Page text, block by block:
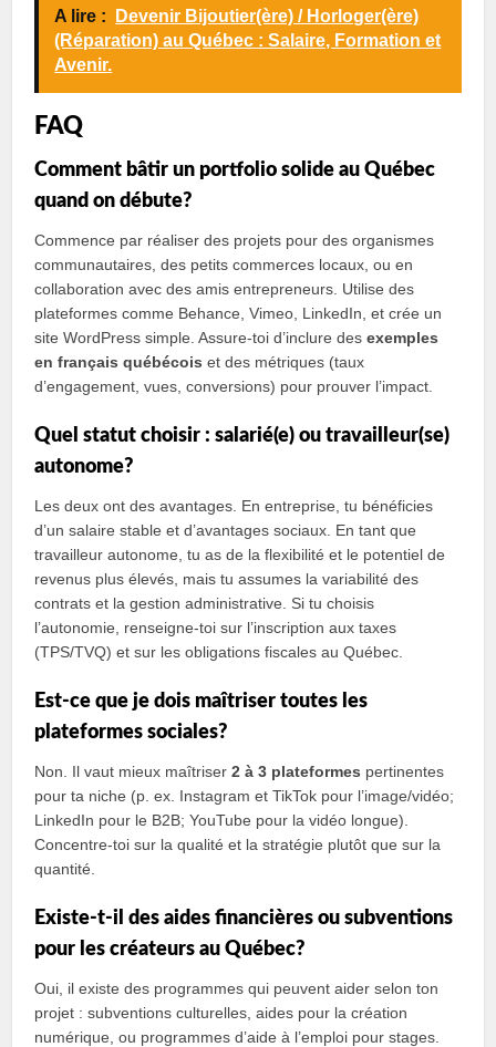
A lire :
Devenir Bijoutier(ère) / Horloger(ère)
(Réparation) au Québec : Salaire, Formation et
Avenir.
FAQ
Comment bâtir un portfolio solide au Québec
quand on débute?
Commence par réaliser des projets pour des organismes
communautaires, des petits commerces locaux, ou en
collaboration avec des amis entrepreneurs. Utilise des
plateformes comme Behance, Vimeo, LinkedIn, et crée un
site WordPress simple. Assure-toi d’inclure desexemples
en français québécois et des métriques (taux
d’engagement, vues, conversions) pour prouver l’impact.
Quel statut choisir : salarié(e) ou travailleur(se)
autonome?
Les deux ont des avantages. En entreprise, tu bénéficies
d’un salaire stable et d’avantages sociaux. En tant que
travailleur autonome, tu as de la flexibilité et le potentiel de
revenus plus élevés, mais tu assumes la variabilité des
contrats et la gestion administrative. Si tu choisis
l’autonomie, renseigne-toi sur l’inscription aux taxes
(TPS/TVQ) et sur les obligations fiscales au Québec.
Est-ce que je dois maîtriser toutes les
plateformes sociales?
Non. Il vaut mieux maîtriser2 à 3 plateformes pertinentes
pour ta niche (p. ex. Instagram et TikTok pour l’image/vidéo;
LinkedIn pour le B2B; YouTube pour la vidéo longue).
Concentre-toi sur la qualité et la stratégie plutôt que sur la
quantité.
Existe-t-il des aides financières ou subventions
pour les créateurs au Québec?
Oui, il existe des programmes qui peuvent aider selon ton
projet : subventions culturelles, aides pour la création
numérique, ou programmes d’aide à l’emploi pour stages.